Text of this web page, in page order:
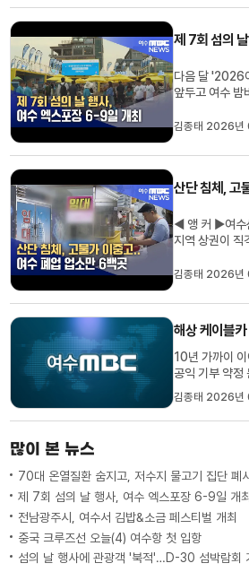
월 두 차례에
았습니다.여수
다음 달 '2026
앞두고 여수 밤
는 내일(6일)부
날 기념행사를
석한 가운데기
김종태 2026년
◀ 앵 커 ▶여수
지역 상권이 직
폐업한 음식점
기자가 취재했
동의 한 음식점
은 한곳도 없습
김종태 2026년
10년 가까이
공익 기부 약정
학사업이 탄력
재 육성장학회
된 장학금 기부
았습니다.여수
김종태 2026년
많이 본 뉴스
70대 온열질환 숨지고, 저수지 물고기 집단 폐
제 7회 섬의 날 행사, 여수 엑스포장 6-9일 개최
전남광주시, 여수서 김밥&소금 페스티벌 개최
중국 크루즈선 오늘(4) 여수항 첫 입항
섬의 날 행사에 관광객 '북적'…D-30 섬박람회